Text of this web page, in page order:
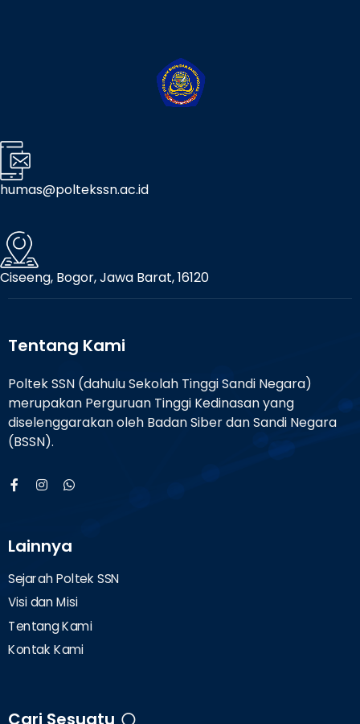
humas@poltekssn.ac.id
Ciseeng, Bogor, Jawa Barat, 16120
Tentang Kami
Poltek SSN (dahulu Sekolah Tinggi Sandi Negara)
merupakan Perguruan Tinggi Kedinasan yang
diselenggarakan oleh Badan Siber dan Sandi Negara
(BSSN).
Lainnya
Sejarah Poltek SSN
Visi dan Misi
Tentang Kami
Kontak Kami